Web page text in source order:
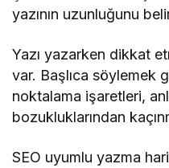
yazının uzunluğunu
Yazı yazarken dikkat
var. Başlıca söylemek
noktalama işaretleri,
bozukluklarından
SEO uyumlu yazma